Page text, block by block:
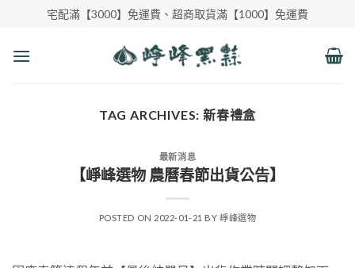
content
宅配滿【3000】免運費、超商取貨滿【1000】免運費
TAG ARCHIVES: 新春禮盒
最新消息
【崢峰選物 農曆春節出貨公告】
POSTED ON 2022-01-21 BY崢峰選物